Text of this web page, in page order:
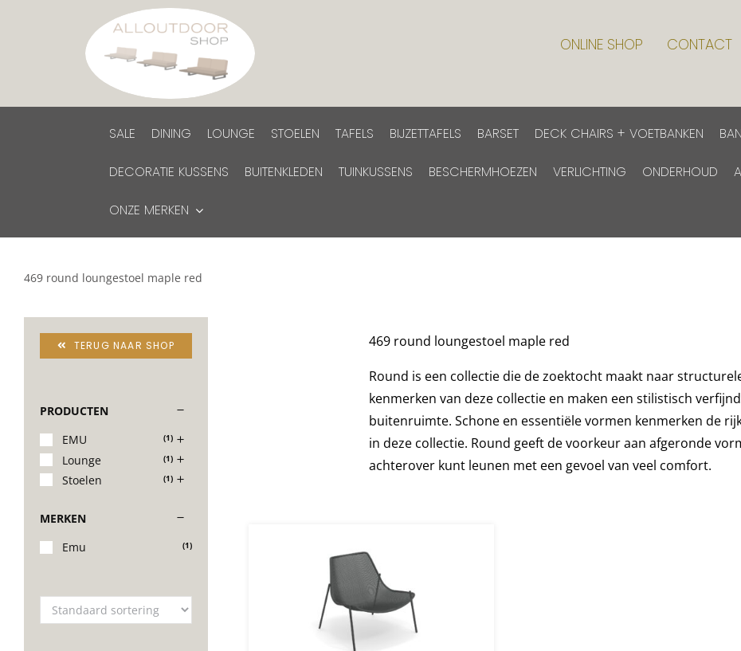
ONLINE SHOP CONTACT
SALE DINING LOUNGE STOELEN TAFELS BIJZETTAFELS BARSET DECK CHAIRS + VOETBANKEN
DECORATIE KUSSENS BUITENKLEDEN TUINKUSSENS BESCHERMHOEZEN VERLICHTING ONDERHOUD
ONZE MERKEN
469 round loungestoel maple red
469 round loungestoel maple red
Round is een collectie die de zoektocht maakt naar
kenmerken van deze collectie en maken een stilistisch
buitenruimte. Schone en essentiële vormen kenmerken de
in deze collectie. Round geeft de voorkeur aan afgeronde
achterover kunt leunen met een gevoel van veel comfort.
TERUG NAAR SHOP
PRODUCTEN
EMU
(1)
Lounge (1)
Stoelen (1)
MERKEN
Emu
(1)